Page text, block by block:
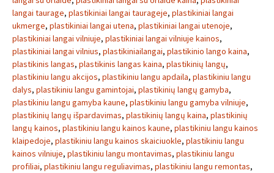
langai taurage, plastikiniai langai taurageje, plastikiniai langai
ukmerge, plastikiniai langai utena, plastikiniai langai utenoje,
plastikiniai langai vilniuje, plastikiniai langai vilniuje kainos,
plastikiniai langai vilnius, plastikiniailangai, plastikinio lango kaina,
plastikinis langas, plastikinis langas kaina, plastikinių langų,
plastikiniu langu akcijos, plastikiniu langu apdaila, plastikiniu langu
dalys, plastikiniu langu gamintojai, plastikinių langų gamyba,
plastikiniu langu gamyba kaune, plastikiniu langu gamyba vilniuje,
plastikinių langų išpardavimas, plastikinių langų kaina, plastikinių
langų kainos, plastikiniu langu kainos kaune, plastikiniu langu kainos
klaipedoje, plastikiniu langu kainos skaiciuokle, plastikiniu langu
kainos vilniuje, plastikiniu langu montavimas, plastikiniu langu
profiliai, plastikiniu langu reguliavimas, plastikiniu langu remontas,